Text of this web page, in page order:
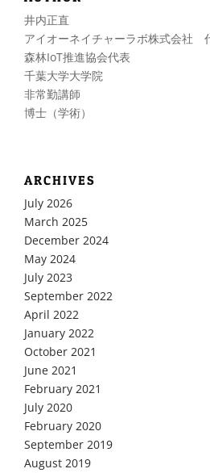
井内正直
アイオーネイチャーラボ株式会社
森林IoT推進協会代表
千葉大学大学院
非常勤講師
博士（学術）
ARCHIVES
July 2026
March 2025
December 2024
May 2024
July 2023
September 2022
April 2022
January 2022
October 2021
June 2021
February 2021
July 2020
February 2020
September 2019
August 2019